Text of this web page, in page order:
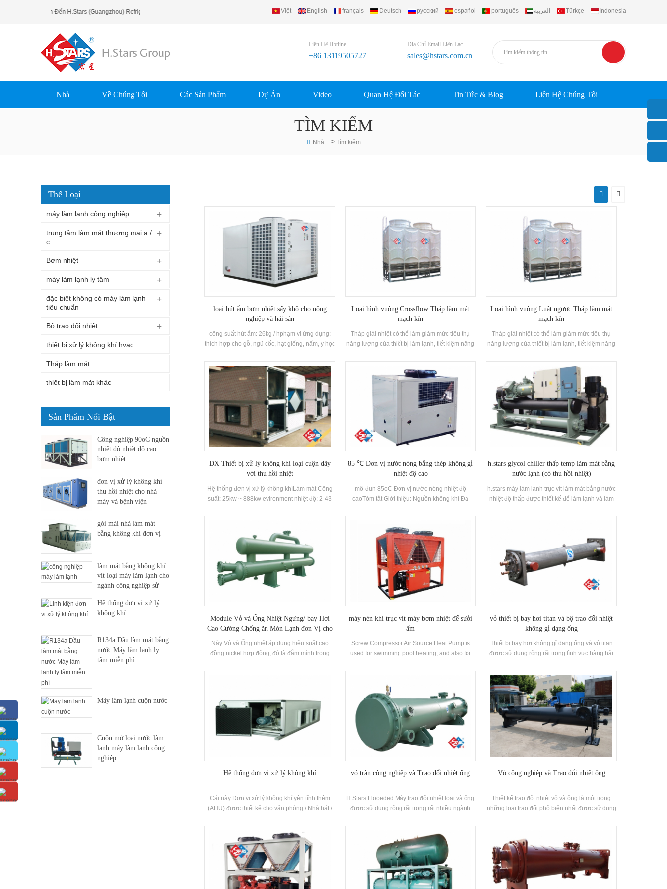
Chào Mừng Bạn Đến H.Stars (Guangzhou) Refrigerating Equipment Group Ltd.. Việt English français Deutsch русский español português العربية Türkçe Indonesia
Liên Hệ Hotline
+86 13119505727
Địa Chỉ Email Liên Lạc
sales@hstars.com.cn
Nhà Về Chúng Tôi Các Sản Phẩm Dự Án Video Quan Hệ Đối Tác Tin Tức & Blog Liên Hệ Chúng Tôi
TÌM KIẾM
Nhà > Tìm kiếm
loại hút ẩm bơm nhiệt sấy khô cho nông
nghiệp và hải sản
công suất hút ẩm: 26kg / hphạm vi ứng dụng:
thích hợp cho gỗ, ngũ cốc, hạt giống, nấm, y học
ăn chăn nuôi, sản phẩm hoạt tính sinh học, đồ
uống, dệt may, trái cây thưa, giấy, bột màu, v.v.
và làm khô và hút ẩm với các vật liệu như dễ
cháy và nổ các thành phần
Loại hình vuông Crossflow Tháp làm mát
mạch kín
Tháp giải nhiệt có thể làm giảm mức tiêu thụ
năng lượng của thiết bị làm lạnh, tiết kiệm năng
làm lạnh, và phù hợp với nhiều loại khí hậu.
Kích thước nhỏ, chiều cao thấp, trọng lượng
nhẹ, đẹp mắt, nhỏ gọn trong cấu trúc và ánh
sáng chiều cao, đặc biệt phù hợp để lắp đặt
trong trong nhà và ban công Chiều cao hẹp của
trang web bị hạn chế và hiệu ứng làm mát là tốt
và tiếng ồn đang chạy là thấp.
Loại hình vuông Luật ngược Tháp làm mát
mạch kín
Tháp giải nhiệt có thể làm giảm mức tiêu thụ
năng lượng của thiết bị làm lạnh, tiết kiệm năng
làm lạnh, và phù hợp với nhiều loại khí hậu.
Kích thước nhỏ, chiều cao thấp, trọng lượng
nhẹ, đẹp mắt, nhỏ gọn trong cấu trúc và ánh
sáng chiều cao, đặc biệt phù hợp để lắp đặt
trong trong nhà và ban công Chiều cao hẹp của
trang web bị hạn chế và hiệu ứng làm mát là tốt
và tiếng ồn đang chạy là thấp.
DX Thiết bị xử lý không khí loại cuộn dây
với thu hồi nhiệt
Hệ thống đơn vị xử lý không khíLàm mát Công
suất: 25kw ~ 888kw evironment nhiệt độ: 2-43
85 ℃ Đơn vị nước nóng bằng thép không gỉ
nhiệt độ cao
mô-đun 85oC Đơn vị nước nóng nhiệt độ
caoTóm tắt Giới thiệu: Nguồn không khí Đa
Đơn vị điều hòa, có ba điều kiện làm việc của
điện lạnh, sưởi ấm và nước nóng trong nước
Sản xuất. Nó có thể được tự động chuyển đổi
theo nhiệt độ môi trường và nhu cầu nước nóng,
đó là năng lượng hiệu quả. Thương hiệu: Hstars
Nước nóng Inlet và Outlet Water Nhiệt độ: 85 ° C
Ứng dụng: Ứng dụng Khu vực: Khách sạn, bệnh
viện, cộng đồng thương mại và dân cư, biệt thự,
v.v
h.stars glycol chiller thấp temp làm mát bằng
nước lạnh (có thu hồi nhiệt)
h.stars máy làm lạnh trục vít làm mát bằng nước
nhiệt độ thấp được thiết kế để làm lạnh và làm
hình để đáp ứng các yêu cầu về công suất và
Module Vỏ và Ống Nhiệt Ngưng/ bay Hơi
Cao Cường Chống ăn Mòn Lạnh đơn Vị cho
Ngành công nghiệp Hóa học Sử dụng
Này Vỏ và Ống nhiệt áp dụng hiệu suất cao
đồng nickel hợp đồng, đó là đắm mình trong
cao, và những khí chất làm lạnh chất lỏng là
sạch sẽ, an toàn, tiết kiệm năng lượng bền và
xinh đẹp.
máy nén khí trục vít máy bơm nhiệt để sưởi
ấm
Screw Compressor Air Source Heat Pump is
used for swimming pool heating, and also for
mode, cooling mode and heat recovery mode
are all available. The power source is hot water
vỏ thiết bị bay hơi titan và bộ trao đổi nhiệt
không gỉ dạng ống
Thiết bị bay hơi không gỉ dạng ống và vỏ titan
được sử dụng rộng rãi trong lĩnh vực hàng hải
lý hóa chất hoặc chất lỏng ăn mòn. thiết bị bay
hơi này cũngđảm bảo hiệu quả truyền nhiệt cao.
Hệ thống đơn vị xử lý không khí
Cái này Đơn vị xử lý không khí yên tĩnh thêm
(AHU) được thiết kế cho văn phòng / Nhà hát /
miễn phí Al Penta-Post Khung đôi da PU cách
nhiệt.
vỏ tràn công nghiệp và Trao đổi nhiệt ống
H.Stars Flooeded Máy trao đổi nhiệt loại và ống
được sử dụng rộng rãi trong rất nhiều ngành
viện, kho lạnh và ép khuôn, như một phần của
máy làm lạnh, được chứng nhận với CE. Trong
nhiều thập kỷ, h.stars Bộ trao đổi nhiệt đã được
bán cho nhiều hơn hơn 58 quốc gia, bao gồm
Châu Á, Châu Phi, Châu Âu và Châu Đại
Dương.
Vỏ công nghiệp và Trao đổi nhiệt ống
Thiết kế trao đổi nhiệt vỏ và ống là một trong
những loại trao đổi phổ biến nhất được sử dụng
trong ứng dụng Khi nào Một quá trình đòi hỏi
một lượng lớn Fliud được làm nóng hoặc làm
mát. Là kết quả của của họ Thiết kế, vỏ và trao
đổi nhiệt ống cung cấp một diện tích bề mặt lớn
và do đó truyền nhiệt cao hiệu quả.
Thể Loại
máy làm lạnh công nghiệp
trung tâm làm mát thương mại a /
c
Bơm nhiệt
máy làm lạnh ly tâm
đặc biệt không có máy làm lạnh
tiêu chuẩn
Bộ trao đổi nhiệt
thiết bị xử lý không khí hvac
Tháp làm mát
thiết bị làm mát khác
Sản Phẩm Nổi Bật
Công nghiệp 90oC nguồn
nhiệt độ nhiệt độ cao
bơm nhiệt
đơn vị xử lý không khí
thu hồi nhiệt cho nhà
máy và bệnh viện
gói mái nhà làm mát
bằng không khí đơn vị
làm mát bằng không khí
vít loại máy làm lạnh cho
ngành công nghiệp sử
Hệ thống đơn vị xử lý
không khí
R134a Dầu làm mát bằng
nước Máy làm lạnh ly
tâm miễn phí
Máy làm lạnh cuộn nước
Cuộn mở loại nước làm
lạnh máy làm lạnh công
nghiệp